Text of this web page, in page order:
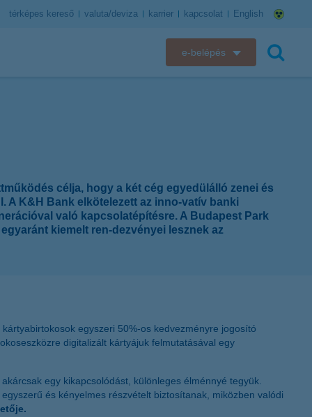
térképes kereső valuta/deviza karrier kapcsolat English
e-belépés
K&H web Electra
K&H Biztosító ügyfélportál
K&H token megújítás
célja, hogy a két cég egyedülálló zenei és
A K&H Bank elkötelezett az inno-vatív banki
való kapcsolatépítésre. A Budapest Park
kiemelt ren-dezvényei lesznek az
egyszeri 50%-os kedvezményre jogosító
digitalizált kártyájuk felmutatásával egy
egy kikapcsolódást, különleges élménnyé tegyük.
és kényelmes részvételt biztosítanak, miközben valódi